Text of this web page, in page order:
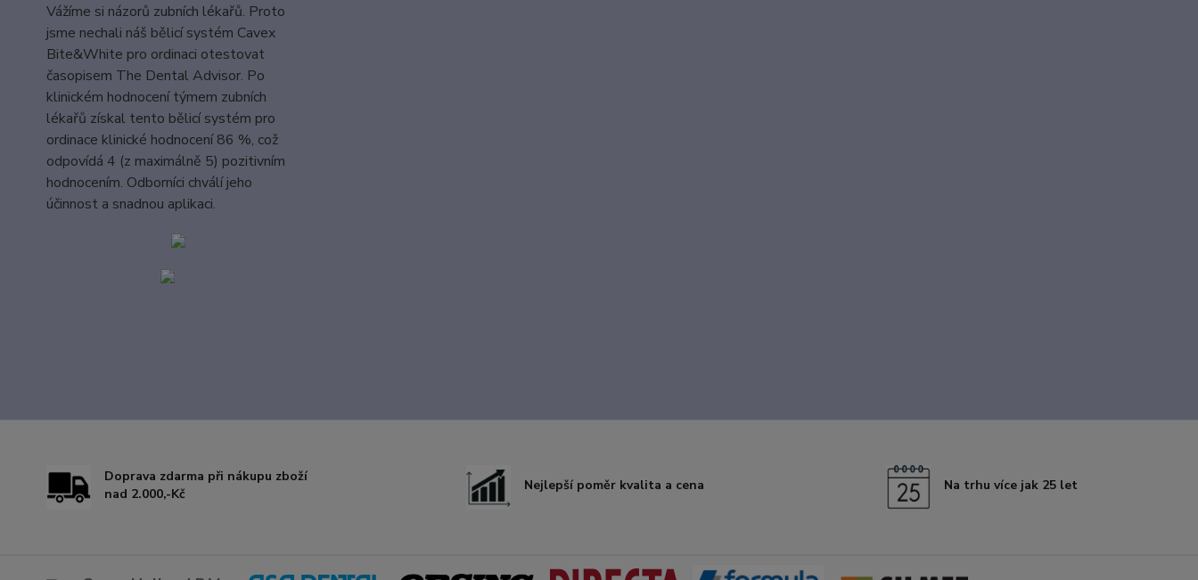
Vážíme si názorů zubních lékařů. Proto
jsme nechali náš bělicí systém Cavex
Bite&White pro ordinaci otestovat
časopisem The Dental Advisor. Po
klinickém hodnocení týmem zubních
lékařů získal tento bělicí systém pro
ordinace klinické hodnocení 86 %, což
odpovídá 4 (z maximálně 5) pozitivním
hodnocením. Odborníci chválí jeho
účinnost a snadnou aplikaci.
Doprava zdarma při nákupu zboží
nad 2.000,-Kč
Nejlepší poměr kvalita a cena Na trhu více jak 25 let